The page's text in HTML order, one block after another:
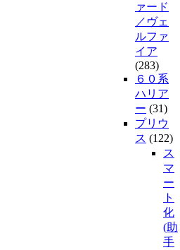
ァード
／ヴェ
ルファ
イア
(283)
６０系
ハリア
ー (31)
プリウ
ス (122)
ス
マ
ー
ト
化
(助
手